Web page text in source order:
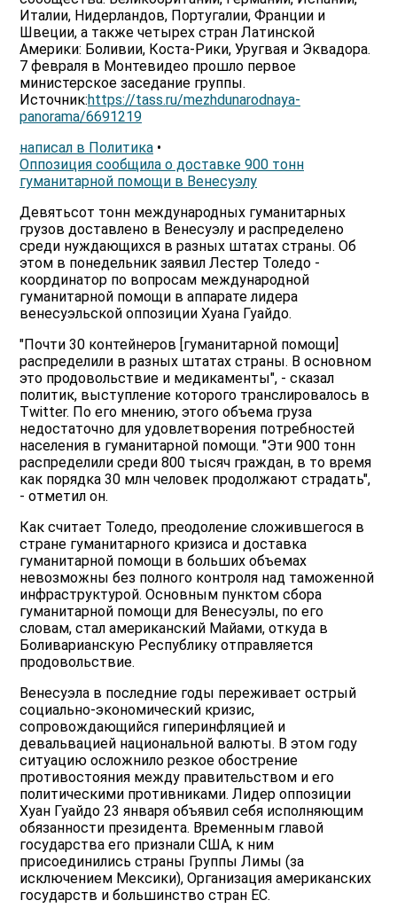
Италии, Нидерландов, Португалии, Франции и
Швеции, а также четырех стран Латинской
Америки: Боливии, Коста-Рики, Уругвая и Эквадора.
7 февраля в Монтевидео прошло первое
министерское заседание группы.
Источник:https://tass.ru/mezhdunarodnaya-
panorama/6691219
написал в Политика •
Оппозиция сообщила о доставке 900 тонн
гуманитарной помощи в Венесуэлу
Девятьсот тонн международных гуманитарных
грузов доставлено в Венесуэлу и распределено
среди нуждающихся в разных штатах страны. Об
этом в понедельник заявил Лестер Толедо -
координатор по вопросам международной
гуманитарной помощи в аппарате лидера
венесуэльской оппозиции Хуана Гуайдо.
"Почти 30 контейнеров [гуманитарной помощи]
распределили в разных штатах страны. В основном
это продовольствие и медикаменты", - сказал
политик, выступление которого транслировалось в
Twitter. По его мнению, этого объема груза
недостаточно для удовлетворения потребностей
населения в гуманитарной помощи. "Эти 900 тонн
распределили среди 800 тысяч граждан, в то время
как порядка 30 млн человек продолжают страдать",
- отметил он.
Как считает Толедо, преодоление сложившегося в
стране гуманитарного кризиса и доставка
гуманитарной помощи в больших объемах
невозможны без полного контроля над таможенной
инфраструктурой. Основным пунктом сбора
гуманитарной помощи для Венесуэлы, по его
словам, стал американский Майами, откуда в
Боливарианскую Республику отправляется
продовольствие.
Венесуэла в последние годы переживает острый
социально-экономический кризис,
сопровождающийся гиперинфляцией и
девальвацией национальной валюты. В этом году
ситуацию осложнило резкое обострение
противостояния между правительством и его
политическими противниками. Лидер оппозиции
Хуан Гуайдо 23 января объявил себя исполняющим
обязанности президента. Временным главой
государства его признали США, к ним
присоединились страны Группы Лимы (за
исключением Мексики), Организация американских
государств и большинство стран ЕС.